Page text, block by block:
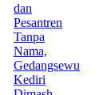
dan
Pesantren
Tanpa
Nama,
Gedangsewu
Kediri